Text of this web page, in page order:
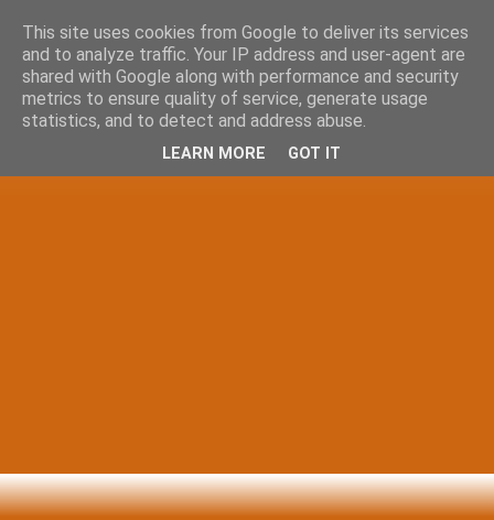
This site uses cookies from Google to deliver its services
and to analyze traffic. Your IP address and user-agent are
shared with Google along with performance and security
metrics to ensure quality of service, generate usage
statistics, and to detect and address abuse.
LEARN MORE GOT IT